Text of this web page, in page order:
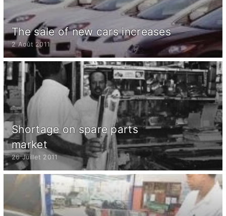
The sale of new cars increases
2 Août 2011
Shortage on spare parts
market
26 Juillet 2011